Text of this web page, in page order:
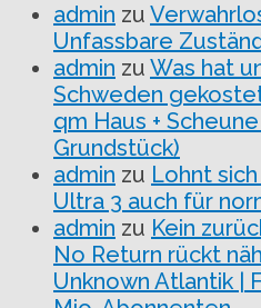
admin zu
Unfassbare
admin zu Was hat
Schweden
qm Haus +
Grundstück)
admin zu Lohnt
Ultra 3 auch für
admin zu Kein
No Return rückt
Unknown Atlantik |